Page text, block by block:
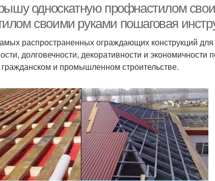
односкатную профнастилом
своими руками пошаговая
распространенных ограждающих конструкций
долговечности, декоративности и экономичности
и промышленном строительстве.